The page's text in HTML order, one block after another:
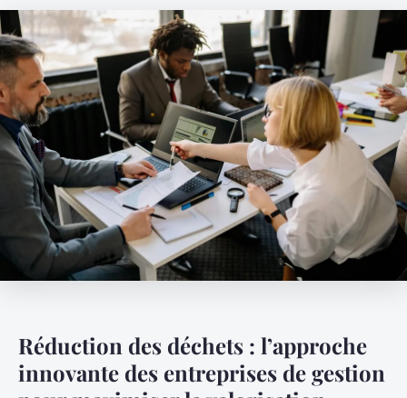
Réduction des déchets : l’approche
innovante des entreprises de gestion